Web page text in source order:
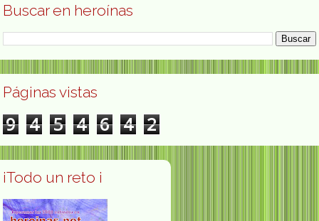
Buscar en heroínas
Páginas vistas
9 4 5 4 6 4 2
¡Todo un reto ¡